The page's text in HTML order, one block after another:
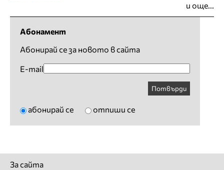
и още...
Абонамент
Абонирай се за новото в сайта
E-mail
Потвърди
абонирай се отпиши се
За сайта